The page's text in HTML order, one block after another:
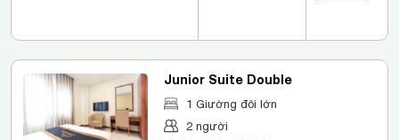
Junior Suite Double
1 Giường đôi lớn
2 người